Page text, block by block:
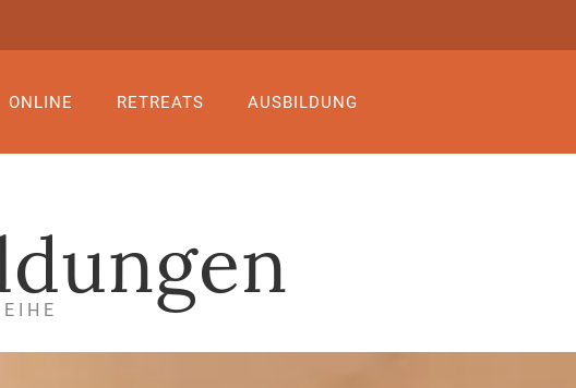
ONLINE RETREATS AUSBILDUNG